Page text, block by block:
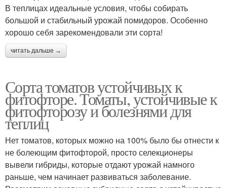
В теплицах идеальные условия, чтобы собирать
большой и стабильный урожай помидоров. Особенно
хорошо себя зарекомендовали эти сорта!
читать дальше →
Сорта томатов устойчивых к
фитофторе. Томаты, устойчивые к
фитофторозу и болезнями для
теплиц
Нет томатов, которых можно на 100% было бы отнести к
не болеющим фитофторой, просто селекционеры
вывели гибриды, которые отдают урожай намного
раньше, чем начинает развиваться заболевание.